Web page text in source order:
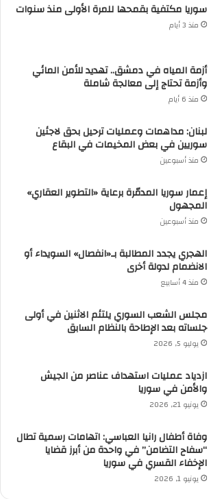
سوريا مكتفية بقمحها للمرة الأولى منذ سنوات
منذ 3 أيام
أزمة المياه في دمشق.. تهديد للأمن المائي
وأزمة تحتاج إلى معالجة شاملة
منذ 6 أيام
لبنان: مداهمات وعمليات ترحيل بحق لاجئين
سوريين في بعض المخيمات في البقاع
منذ أسبوعين
إعمار سوريا المدمّرة برعاية «التطوير العقاري»
المجهول
منذ أسبوعين
الهجري يجدد المطالبة بـ«انفصال» السويداء أو
الانضمام لدولة أخرى
منذ 4 أسابيع
مجلس الشعب السوري يلتئم الاثنين في أولى
جلساته بعد الإطاحة بالنظام السابق
يوليو 5, 2026
ازدياد عمليات استهداف عناصر من الجيش
والأمن في سوريا
يونيو 21, 2026
وفاة أطفال رانيا العباسي: اتهامات رسمية تطال
“سفاح التضامن” في واحدة من أبرز قضايا
الإخفاء القسري في سوريا
يونيو 1, 2026